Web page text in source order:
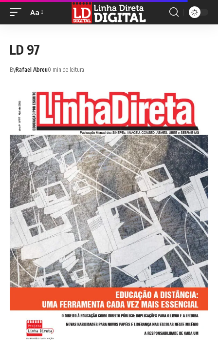
Aa
LD 97
ByRafael Abreu0 min de leitura